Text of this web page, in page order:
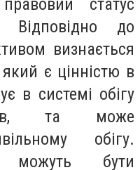
статус
Відповідно до
визнається
є цінністю в
в системі обігу
та може
обігу.
можуть бути